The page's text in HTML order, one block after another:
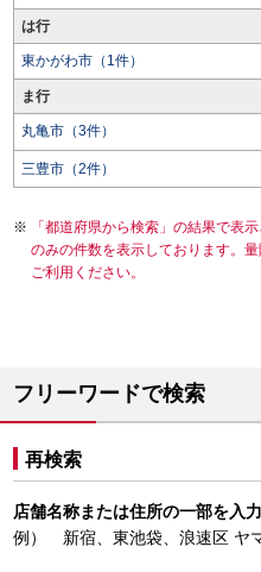
は行
東かがわ市（1件）
ま行
丸亀市（3件）
三豊市（2件）
「都道府県から検索」の結果で表
のみの件数を表示しております。
ご利用ください。
フリーワードで検索
再検索
店舗名称または住所の一部を入
例） 新宿、東池袋、浪速区 ヤ